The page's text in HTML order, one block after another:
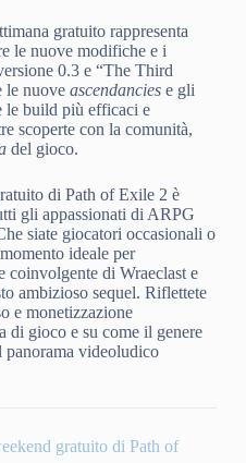
gratuito rappresenta
le nuove modifiche e i
0.3 e “The Third
le nuove ascendanciese gli
le build più efficaci e
scoperte con la comunità,
del gioco.
di Path of Exile 2 è
gli appassionati di ARPG
siate giocatori occasionali o
ideale per
coinvolgente di Wraeclast e
ambizioso sequel. Riflettete
e monetizzazione
di gioco e su come il genere
videoludico
gratuito di Path of